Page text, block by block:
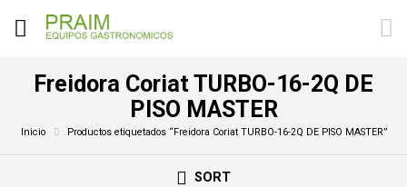
Freidora Coriat TURBO-16-2Q DE
PISO MASTER
Inicio Productos etiquetados “Freidora Coriat TURBO-16-2Q DE PISO MASTER”
SORT